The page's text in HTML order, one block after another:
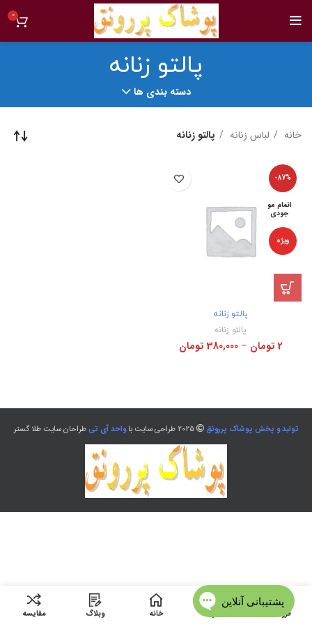
0
پالتو زنانه
دسته بندی ها
خانه لباس زنانه پالتو زنانه
-87%
اتمام مو
جودی
ویژه
پالتو زنانه
پالتو زنانه
2 تومان –
380,000 تومان
تولید و پخش پوشاک پررونق 2025 طراحی سایت با واحد آی تیطراحان سایت طلا گستر
فروشگاه خانه وبلاگ مقایسه